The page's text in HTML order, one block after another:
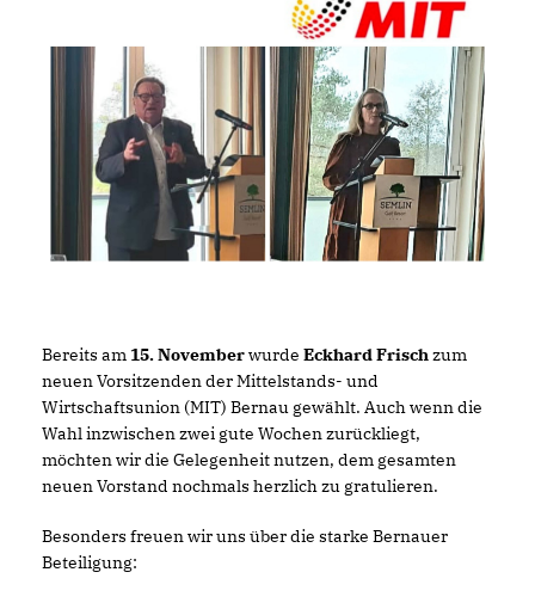
Bereits am 15. Novemberwurde Eckhard Frischzum
neuen Vorsitzenden der Mittelstands- und
Wirtschaftsunion (MIT) Bernau gewählt. Auch wenn die
Wahl inzwischen zwei gute Wochen zurückliegt,
möchten wir die Gelegenheit nutzen, dem gesamten
neuen Vorstand nochmals herzlich zu gratulieren.
Besonders freuen wir uns über die starke Bernauer
Beteiligung: